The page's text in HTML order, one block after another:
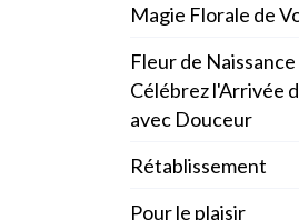
Magie Florale de
Fleur de
Célébrez l'Arrivée
avec Douceur
Rétablissement
Pour le plaisir